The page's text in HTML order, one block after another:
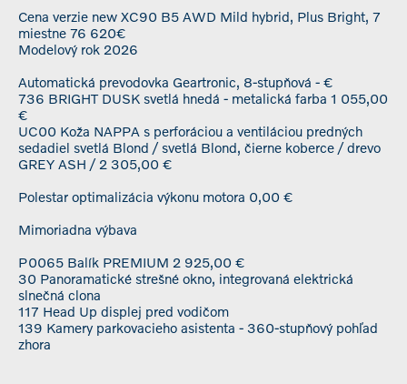
Cena verzie new XC90 B5 AWD Mild hybrid, Plus Bright, 7
miestne 76 620€
Modelový rok 2026
Automatická prevodovka Geartronic, 8-stupňová - €
736 BRIGHT DUSK svetlá hnedá - metalická farba 1 055,00
€
UC00 Koža NAPPA s perforáciou a ventiláciou predných
sedadiel svetlá Blond / svetlá Blond, čierne koberce / drevo
GREY ASH / 2 305,00 €
Polestar optimalizácia výkonu motora 0,00 €
Mimoriadna výbava
P0065 Balík PREMIUM 2 925,00 €
30 Panoramatické strešné okno, integrovaná elektrická
slnečná clona
117 Head Up displej pred vodičom
139 Kamery parkovacieho asistenta - 360-stupňový pohľad
zhora